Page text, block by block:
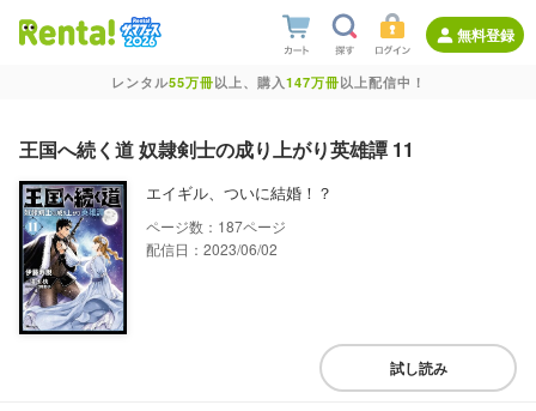
無料登録
レンタル55万冊以上、購入147万冊以上配信中！
王国へ続く道 奴隷剣士の成り上がり英雄譚 11
エイギル、ついに結婚！？
187
配信日：2023/06/02
試し読み